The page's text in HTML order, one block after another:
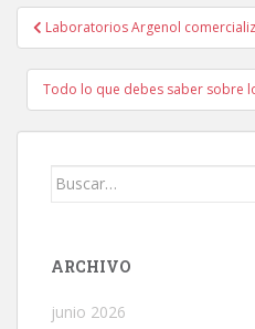
Navegación
de
entradas
Laboratorios Argenol
Todo lo que debes saber sobre
Buscar:
ARCHIVO
junio 2026